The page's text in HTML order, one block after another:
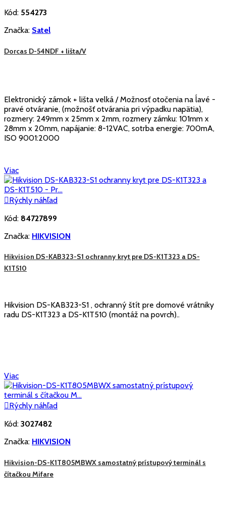
Kód: 554273
Značka: Satel
Dorcas D-54NDF + lišta/V
Elektronický zámok + lišta velká / Možnosť otočenia na ĺavé -
pravé otváranie, (možnošť otvárania pri výpadku napätia),
rozmery: 249mm x 25mm x 2mm, rozmery zámku: 101mm x
28mm x 20mm, napájanie: 8-12VAC, sotrba energie: 700mA,
ISO 9001:2000
Viac
Rýchly náhľad
Kód: 84727899
Značka: HIKVISION
Hikvision DS-KAB323-S1 ochranny kryt pre DS-K1T323 a DS-
K1T510
Hikvision DS-KAB323-S1 , ochranný štít pre domové vrátniky
radu DS-K1T323 a DS-K1T510 (montáž na povrch)..
Viac
Rýchly náhľad
Kód: 3027482
Značka: HIKVISION
Hikvision-DS-K1T805MBWX samostatný prístupový terminál s
čítačkou Mifare